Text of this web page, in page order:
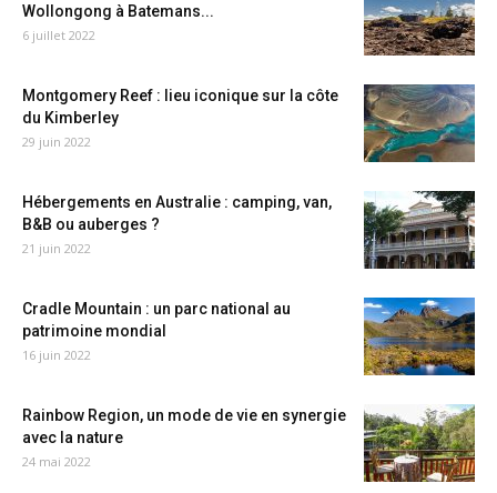
Wollongong à Batemans...
6 juillet 2022
Montgomery Reef : lieu iconique sur la côte
du Kimberley
29 juin 2022
Hébergements en Australie : camping, van,
B&B ou auberges ?
21 juin 2022
Cradle Mountain : un parc national au
patrimoine mondial
16 juin 2022
Rainbow Region, un mode de vie en synergie
avec la nature
24 mai 2022